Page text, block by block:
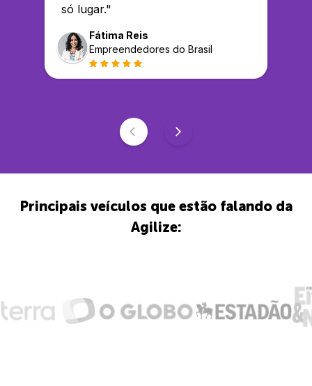
só lugar."
Fátima Reis
Empreendedores do Brasil
Principais veículos que estão falando da
Agilize: